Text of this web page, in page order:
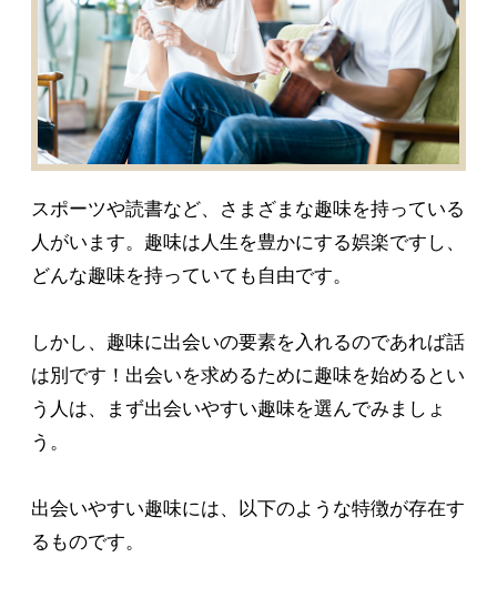
スポーツや読書など、さまざまな趣味を持っている
人がいます。趣味は人生を豊かにする娯楽ですし、
どんな趣味を持っていても自由です。
しかし、趣味に出会いの要素を入れるのであれば話
は別です！出会いを求めるために趣味を始めるとい
う人は、まず出会いやすい趣味を選んでみましょ
う。
出会いやすい趣味には、以下のような特徴が存在す
るものです。